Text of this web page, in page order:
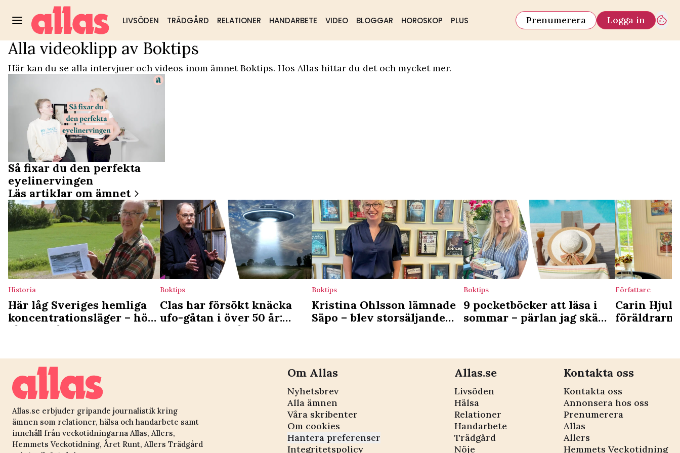
LIVSÖDEN TRÄDGÅRD RELATIONER HANDARBETE VIDEO BLOGGAR HOROSKOP PLUS Prenumerera Logga in
Populärt: Trädgård DIY & husmorstips Hälsa & välmående
Video Start/Boktips
Alla videoklipp av Boktips
Här kan du se alla intervjuer och videos inom ämnet Boktips. Hos Allas hittar du det och mycket mer.
Så fixar du den perfekta
eyelinervingen
Läs artiklar om ämnet
Historia
Här låg Sveriges hemliga
koncentrationsläger – höll
fångar på obestämd tid
Boktips
Clas har försökt knäcka
ufo-gåtan i över 50 år:
”Ingen brist på vittnen”
Boktips
Kristina Ohlsson lämnade
Säpo – blev storsäljande
Boktips
9 pocketböcker att läsa i
sommar – pärlan jag skäms
Författare
Carin
Allas.se erbjuder gripande journalistik kring
ämnen som relationer, hälsa och handarbete samt
innehåll från veckotidningarna Allas, Allers,
Hemmets Veckotidning, Året Runt, Allers Trädgård
Om Allas
Nyhetsbrev
Alla ämnen
Våra skribenter
Om cookies
Hantera preferenser
Integritetspolicy
Allas.se
Livsöden
Hälsa
Relationer
Handarbete
Trädgård
Nöje
Kontakta oss
Kontakta oss
Annonsera hos oss
Prenumerera
Allas
Allers
Hemmets Veckotidning